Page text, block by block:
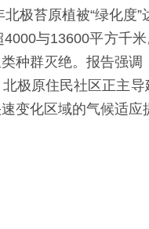
极苔原植被“绿化度
与13600平方千
种群灭绝。报告强
极原住民社区正主
变化区域的气候适应